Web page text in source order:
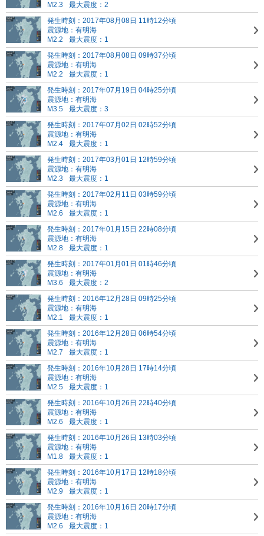
M2.3
最大震度：2
発生時刻：2017年08月08日 11時12分頃
震源地：有明海
M2.2
最大震度：1
発生時刻：2017年08月08日 09時37分頃
震源地：有明海
M2.2
最大震度：1
発生時刻：2017年07月19日 04時25分頃
震源地：有明海
M3.5
最大震度：3
発生時刻：2017年07月02日 02時52分頃
震源地：有明海
M2.4
最大震度：1
発生時刻：2017年03月01日 12時59分頃
震源地：有明海
M2.3
最大震度：1
発生時刻：2017年02月11日 03時59分頃
震源地：有明海
M2.6
最大震度：1
発生時刻：2017年01月15日 22時08分頃
震源地：有明海
M2.8
最大震度：1
発生時刻：2017年01月01日 01時46分頃
震源地：有明海
M3.6
最大震度：2
発生時刻：2016年12月28日 09時25分頃
震源地：有明海
M2.1
最大震度：1
発生時刻：2016年12月28日 06時54分頃
震源地：有明海
M2.7
最大震度：1
発生時刻：2016年10月28日 17時14分頃
震源地：有明海
M2.5
最大震度：1
発生時刻：2016年10月26日 22時40分頃
震源地：有明海
M2.6
最大震度：1
発生時刻：2016年10月26日 13時03分頃
震源地：有明海
M1.8
最大震度：1
発生時刻：2016年10月17日 12時18分頃
震源地：有明海
M2.9
最大震度：1
発生時刻：2016年10月16日 20時17分頃
震源地：有明海
M2.6
最大震度：1